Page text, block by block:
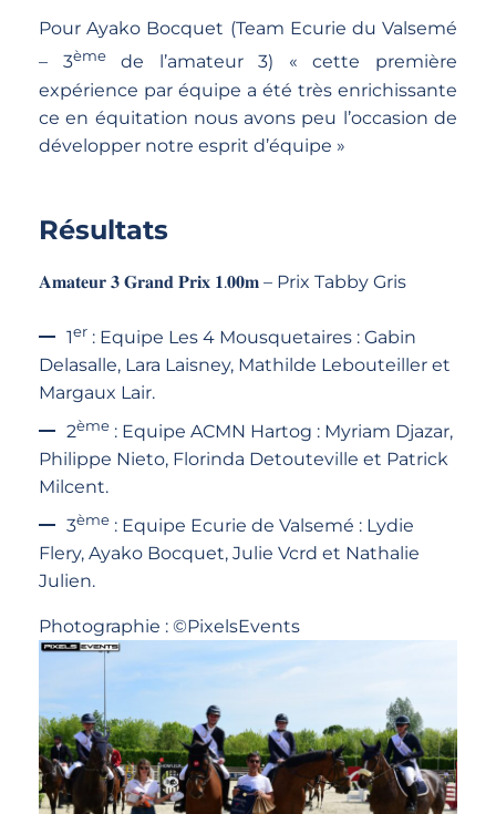
Pour Ayako Bocquet (Team Ecurie du Valsemé
– 3èmede l’amateur 3) « cette première
expérience par équipe a été très enrichissante
ce en équitation nous avons peu l’occasion de
développer notre esprit d’équipe »
Résultats
𝐀𝐦𝐚𝐭𝐞𝐮𝐫 𝟑 𝐆𝐫𝐚𝐧𝐝 𝐏𝐫𝐢𝐱 𝟏.𝟎𝟎𝐦 – Prix Tabby Gris
1er : Equipe Les 4 Mousquetaires : Gabin
Delasalle, Lara Laisney, Mathilde Lebouteiller et
Margaux Lair.
2ème : Equipe ACMN Hartog : Myriam Djazar,
Philippe Nieto, Florinda Detouteville et Patrick
Milcent.
3ème : Equipe Ecurie de Valsemé : Lydie
Flery, Ayako Bocquet, Julie Vcrd et Nathalie
Julien.
Photographie : ©PixelsEvents